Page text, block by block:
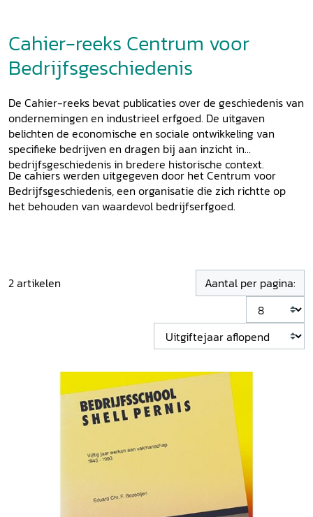
Cahier-reeks Centrum voor
Bedrijfsgeschiedenis
De Cahier-reeks bevat publicaties over de geschiedenis van
ondernemingen en industrieel erfgoed. De uitgaven
belichten de economische en sociale ontwikkeling van
specifieke bedrijven en dragen bij aan inzicht in
bedrijfsgeschiedenis in bredere historische context.
De cahiers werden uitgegeven door het Centrum voor
Bedrijfsgeschiedenis, een organisatie die zich richtte op
het behouden van waardevol bedrijfserfgoed.
2artikelen Aantal per pagina: